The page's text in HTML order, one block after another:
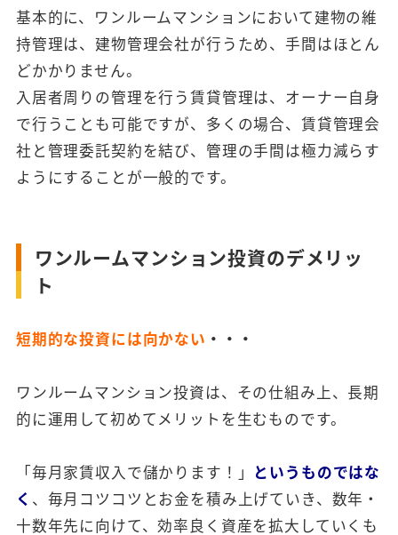
基本的に、ワンルームマンションにおいて建物の維
持管理は、建物管理会社が行うため、手間はほとん
どかかりません。
入居者周りの管理を行う賃貸管理は、オーナー自身
で行うことも可能ですが、多くの場合、賃貸管理会
社と管理委託契約を結び、管理の手間は極力減らす
ようにすることが一般的です。
ワンルームマンション投資のデメリッ
ト
短期的な投資には向かない ・・・
ワンルームマンション投資は、その仕組み上、長期
的に運用して初めてメリットを生むものです。
「毎月家賃収入で儲かります！」 というものではな
く 、毎月コツコツとお金を積み上げていき、数年・
十数年先に向けて、効率良く資産を拡大していくも